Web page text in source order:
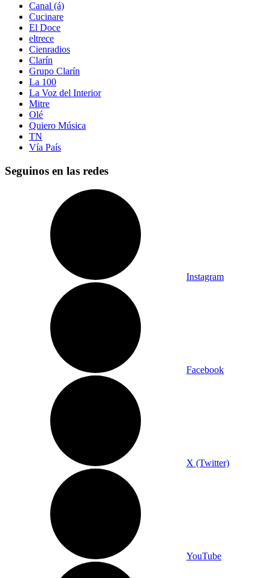
Canal (á)
Cucinare
El Doce
eltrece
Cienradios
Clarín
Grupo Clarín
La 100
La Voz del Interior
Mitre
Olé
Quiero Música
TN
Vía País
Seguinos en las redes
Instagram
Facebook
X (Twitter)
YouTube